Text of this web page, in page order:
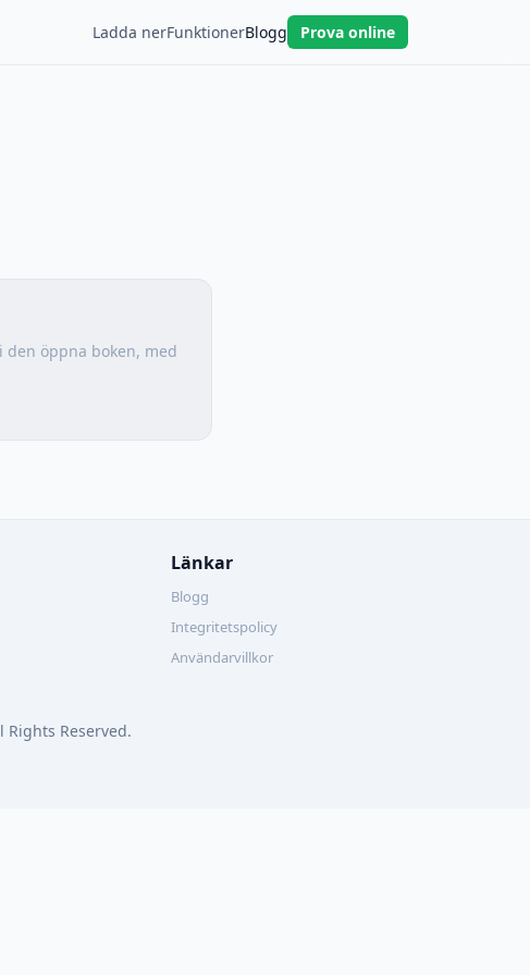
Ladda nerFunktionerBlogg Prova online
öppna boken, med
Länkar
Blogg
Integritetspolicy
Användarvillkor
Rights Reserved.